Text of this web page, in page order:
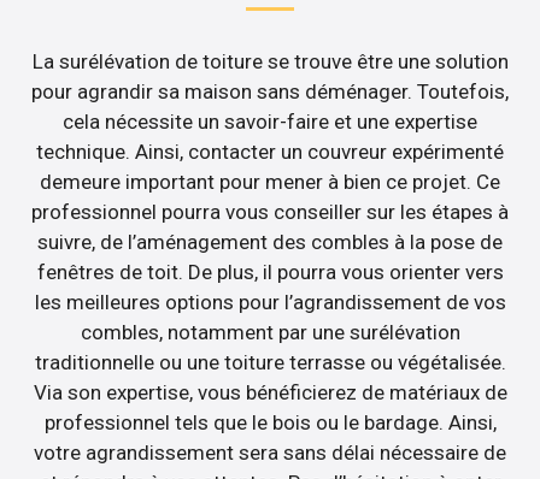
La surélévation de toiture se trouve être une solution
pour agrandir sa maison sans déménager. Toutefois,
cela nécessite un savoir-faire et une expertise
technique. Ainsi, contacter un couvreur expérimenté
demeure important pour mener à bien ce projet. Ce
professionnel pourra vous conseiller sur les étapes à
suivre, de l’aménagement des combles à la pose de
fenêtres de toit. De plus, il pourra vous orienter vers
les meilleures options pour l’agrandissement de vos
combles, notamment par une surélévation
traditionnelle ou une toiture terrasse ou végétalisée.
Via son expertise, vous bénéficierez de matériaux de
professionnel tels que le bois ou le bardage. Ainsi,
votre agrandissement sera sans délai nécessaire de